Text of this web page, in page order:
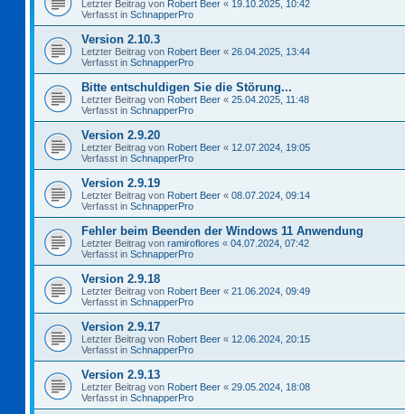
Letzter Beitrag von Robert Beer « 19.10.2025, 10:42
Verfasst in SchnapperPro
Version 2.10.3
Letzter Beitrag von Robert Beer « 26.04.2025, 13:44
Verfasst in SchnapperPro
Bitte entschuldigen Sie die Störung...
Letzter Beitrag von Robert Beer « 25.04.2025, 11:48
Verfasst in SchnapperPro
Version 2.9.20
Letzter Beitrag von Robert Beer « 12.07.2024, 19:05
Verfasst in SchnapperPro
Version 2.9.19
Letzter Beitrag von Robert Beer « 08.07.2024, 09:14
Verfasst in SchnapperPro
Fehler beim Beenden der Windows 11 Anwendung
Letzter Beitrag von ramiroflores « 04.07.2024, 07:42
Verfasst in SchnapperPro
Version 2.9.18
Letzter Beitrag von Robert Beer « 21.06.2024, 09:49
Verfasst in SchnapperPro
Version 2.9.17
Letzter Beitrag von Robert Beer « 12.06.2024, 20:15
Verfasst in SchnapperPro
Version 2.9.13
Letzter Beitrag von Robert Beer « 29.05.2024, 18:08
Verfasst in SchnapperPro